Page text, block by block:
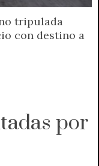
tripulada
con destino a
por